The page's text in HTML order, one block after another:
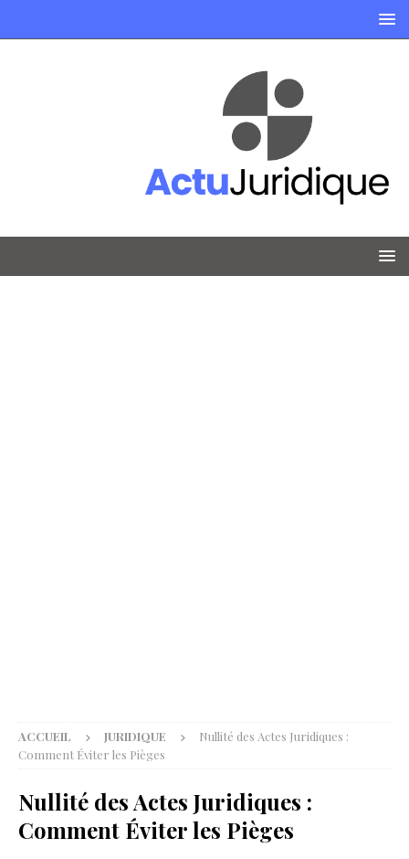
ACCUEIL JURIDIQUE
Nullité des Actes Juridiques :
Comment Éviter les Pièges
Nullité des Actes Juridiques :
Comment Éviter les Pièges